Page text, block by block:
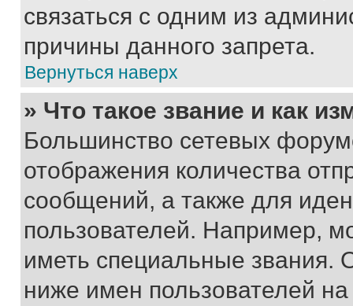
связаться с одним из
причины данного запрета.
Вернуться наверх
» Что такое звание и как
Большинство сетевых
отображения количества
сообщений, а также для
пользователей. Например,
иметь специальные звания.
ниже имен пользователей